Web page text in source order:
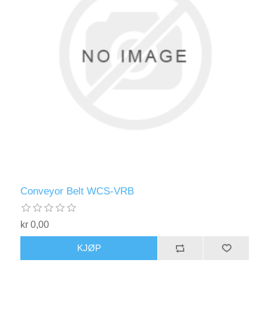
Conveyor Belt WCS-VRB
kr 0,00
KJØP